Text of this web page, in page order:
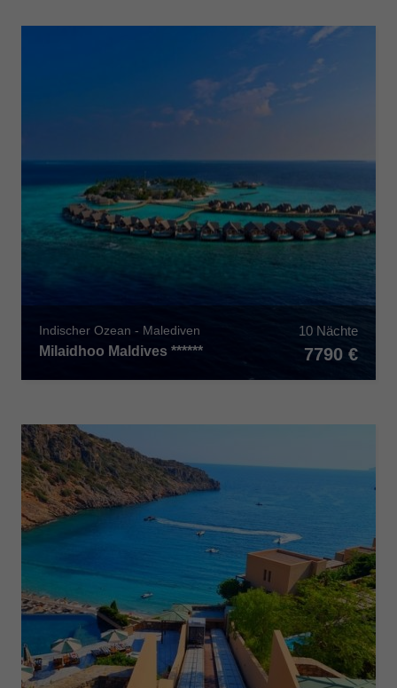
Indischer Ozean - Malediven
Milaidhoo Maldives ******
10 Nächte
7790 €